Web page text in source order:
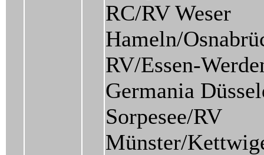
RC/RV Weser
Hameln/
RV/Essen-
Germania
Sorpesee/RV
Münster/